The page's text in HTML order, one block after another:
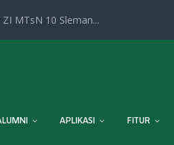
MTsN 10 Sleman...
APLIKASI FITUR